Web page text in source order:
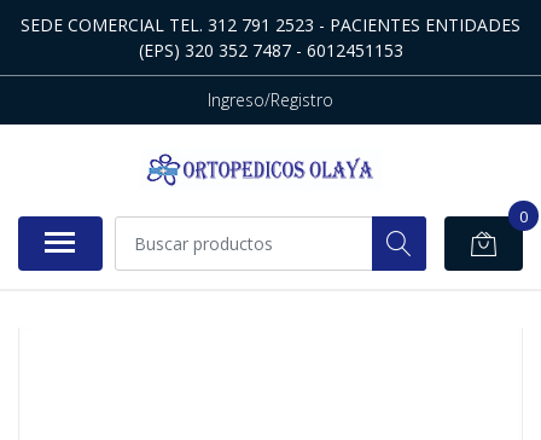
SEDE COMERCIAL TEL. 312 791 2523 - PACIENTES ENTIDADES
(EPS) 320 352 7487 - 6012451153
Ingreso/Registro
0